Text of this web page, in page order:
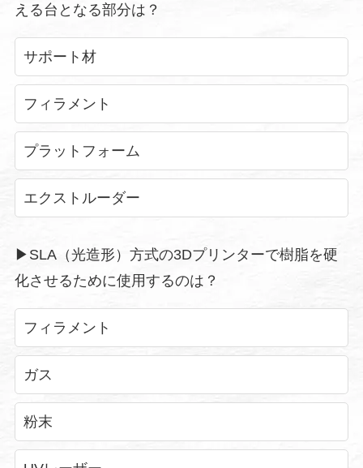
える台となる部分は？
サポート材
フィラメント
プラットフォーム
エクストルーダー
▶︎SLA（光造形）方式の3Dプリンターで樹脂を硬
化させるために使用するのは？
フィラメント
ガス
粉末